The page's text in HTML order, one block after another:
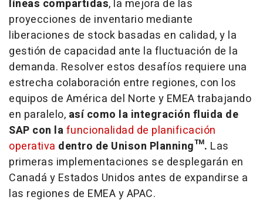
líneas compartidas, la mejora de las
proyecciones de inventario mediante
liberaciones de stock basadas en calidad, y la
gestión de capacidad ante la fluctuación de la
demanda. Resolver estos desafíos requiere una
estrecha colaboración entre regiones, con los
equipos de América del Norte y EMEA trabajando
en paralelo, así como la integración fluida de
SAP con lafuncionalidad de planificación
operativa dentro de Unison Planning™. Las
primeras implementaciones se desplegarán en
Canadá y Estados Unidos antes de expandirse a
las regiones de EMEA y APAC.